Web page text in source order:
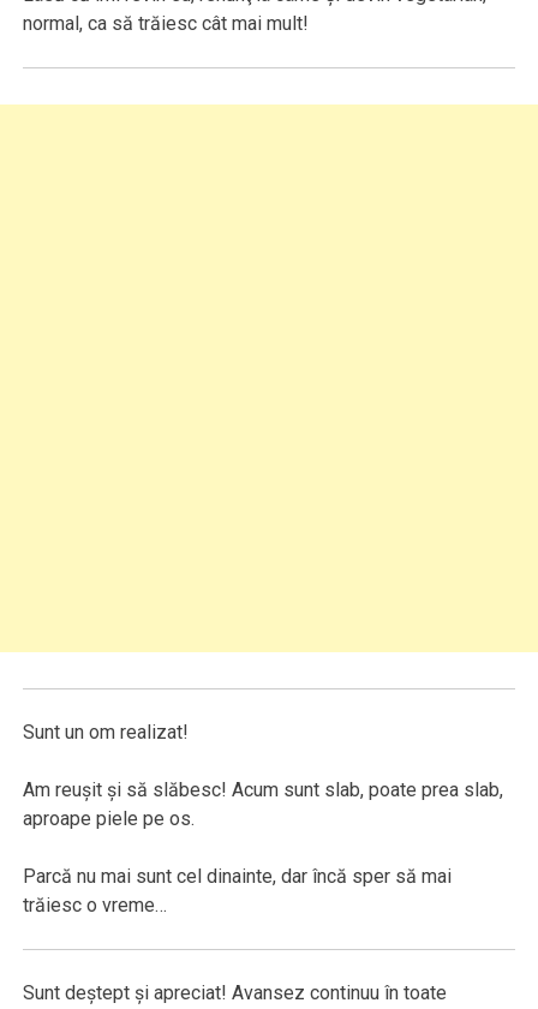
normal, ca să trăiesc cât mai mult!
Sunt un om realizat!
Am reuşit şi să slăbesc! Acum sunt slab, poate prea slab,
aproape piele pe os.
Parcă nu mai sunt cel dinainte, dar încă sper să mai
trăiesc o vreme…
Sunt deştept şi apreciat! Avansez continuu în toate